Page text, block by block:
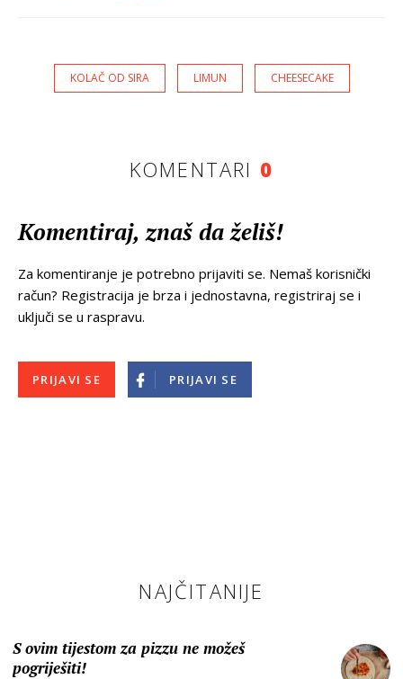
KOLAČ OD SIRA LIMUN CHEESECAKE
KOMENTARI 0
Komentiraj, znaš da želiš!
Za komentiranje je potrebno prijaviti se. Nemaš korisnički
račun? Registracija je brza i jednostavna, registriraj se i
uključi se u raspravu.
PRIJAVI SE PRIJAVI SE
NAJČITANIJE
S ovim tijestom za pizzu ne možeš
pogriješiti!